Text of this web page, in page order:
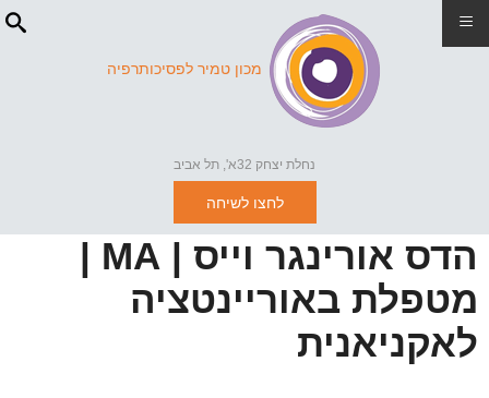
מכון טמיר לפסיכותרפיה
נחלת יצחק 32א', תל אביב
לחצו לשיחה
הדס אורינגר וייס | MA |
מטפלת באוריינטציה
לאקניאנית
≡